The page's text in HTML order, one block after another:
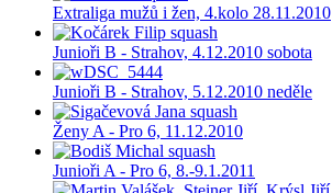
Extraliga mužů i žen, 4.kolo 28.11.2010
Junioři B - Strahov, 4.12.2010 sobota
Junioři B - Strahov, 5.12.2010 neděle
Ženy A - Pro 6, 11.12.2010
Junioři A - Pro 6, 8.-9.1.2011